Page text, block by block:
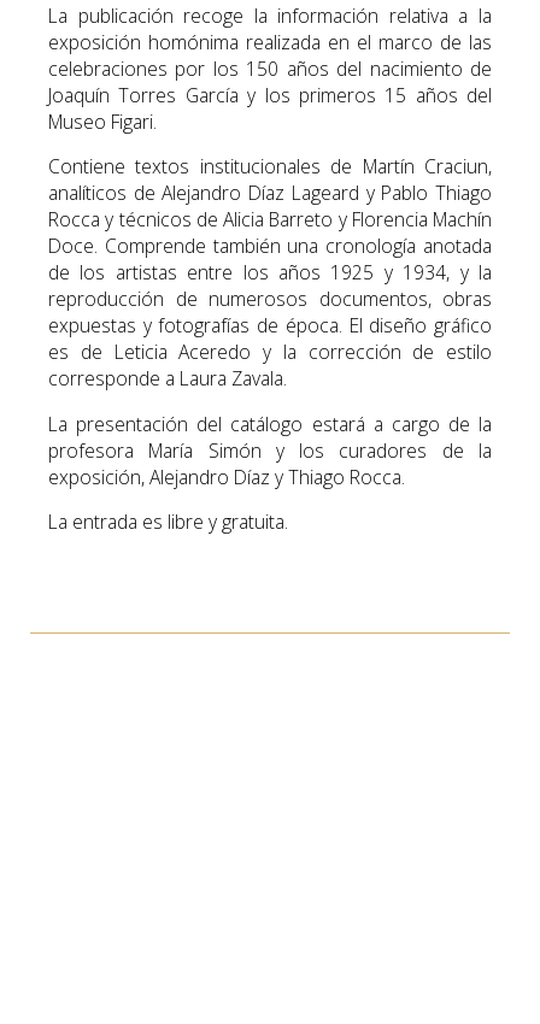
La publicación recoge la información relativa a la
exposición homónima realizada en el marco de las
celebraciones por los 150 años del nacimiento de
Joaquín Torres García y los primeros 15 años del
Museo Figari.
Contiene textos institucionales de Martín Craciun,
analíticos de Alejandro Díaz Lageard y Pablo Thiago
Rocca y técnicos de Alicia Barreto y Florencia Machín
Doce. Comprende también una cronología anotada
de los artistas entre los años 1925 y 1934, y la
reproducción de numerosos documentos, obras
expuestas y fotografías de época. El diseño gráfico
es de Leticia Aceredo y la corrección de estilo
corresponde a Laura Zavala.
La presentación del catálogo estará a cargo de la
profesora María Simón y los curadores de la
exposición, Alejandro Díaz y Thiago Rocca.
La entrada es libre y gratuita.